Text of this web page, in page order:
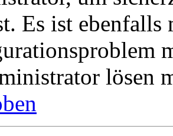
Es ist ebenfalls
lösen